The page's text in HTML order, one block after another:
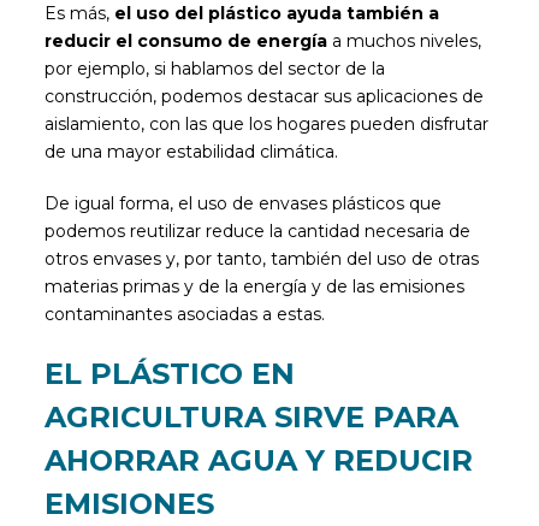
Es más, el uso del plástico ayuda también a
reducir el consumo de energía a muchos niveles,
por ejemplo, si hablamos del sector de la
construcción, podemos destacar sus aplicaciones de
aislamiento, con las que los hogares pueden disfrutar
de una mayor estabilidad climática.
De igual forma, el uso de envases plásticos que
podemos reutilizar reduce la cantidad necesaria de
otros envases y, por tanto, también del uso de otras
materias primas y de la energía y de las emisiones
contaminantes asociadas a estas.
EL PLÁSTICO EN
AGRICULTURA SIRVE PARA
AHORRAR AGUA Y REDUCIR
EMISIONES